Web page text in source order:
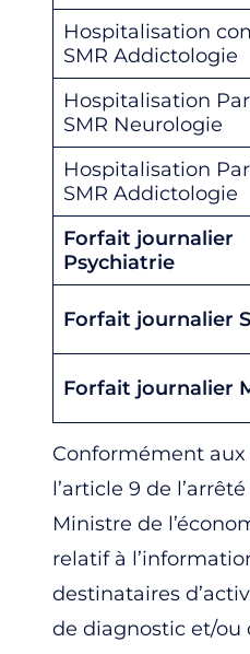
Hospitalisation
SMR Addictologie
Hospitalisation
SMR Neurologie
Hospitalisation
SMR Addictologie
Forfait journalier
Psychiatrie
Forfait journalier
Forfait journalier
Conformément
l’article 9 de
Ministre de
relatif à
destinataires
de diagnostic et/ou